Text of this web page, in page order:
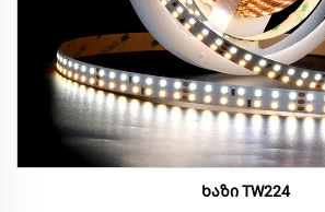
Ხაზი TW224